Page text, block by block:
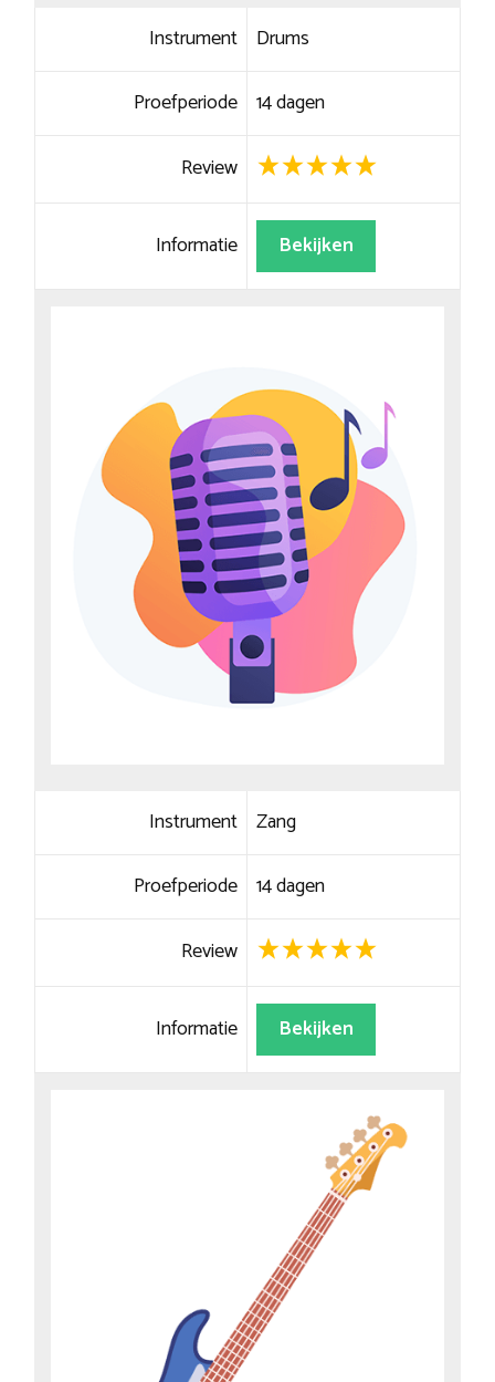
Instrument Drums
Proefperiode 14 dagen
Review
Informatie Bekijken
Instrument Zang
Proefperiode 14 dagen
Review
Informatie Bekijken